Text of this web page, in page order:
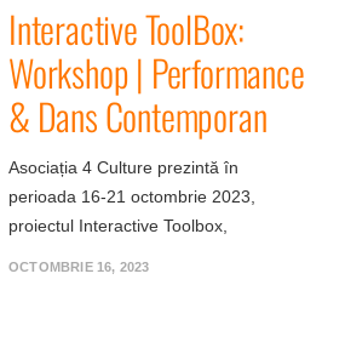
Interactive ToolBox:
Workshop | Performance
& Dans Contemporan
Asociația 4 Culture prezintă în
perioada 16-21 octombrie 2023,
proiectul Interactive Toolbox,
OCTOMBRIE 16, 2023